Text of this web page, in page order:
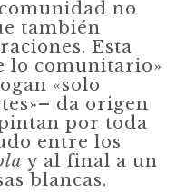
no
también
Esta
lo comunitario»
«solo
da origen
por toda
entre los
y al final a un
blancas.